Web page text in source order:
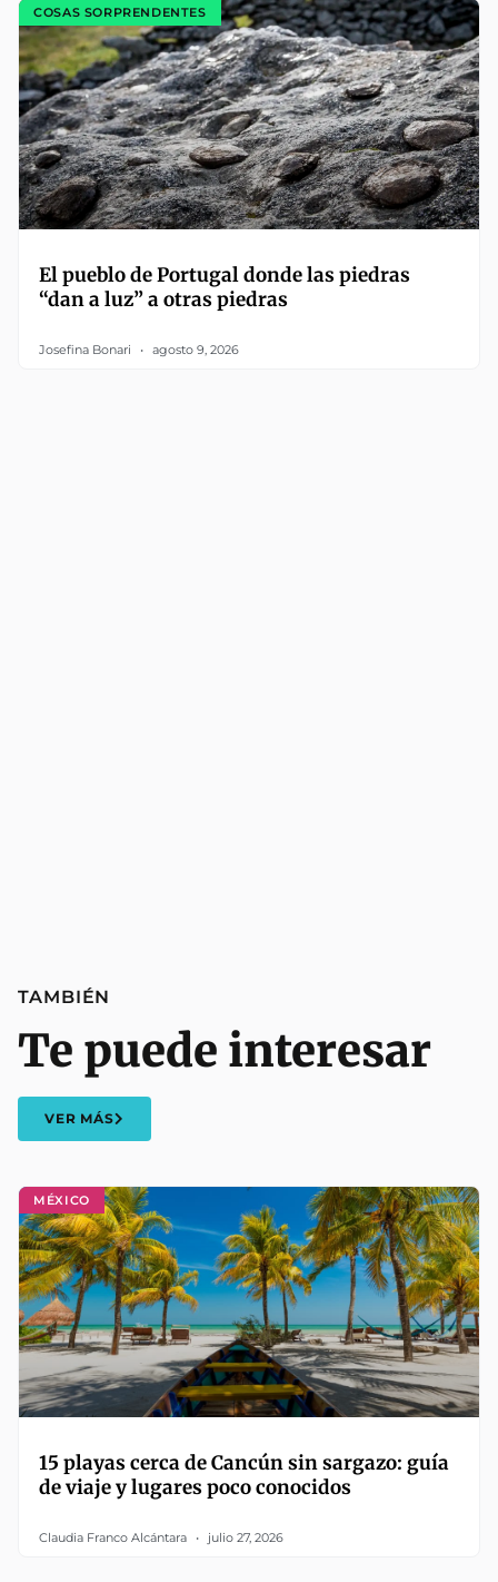
COSAS SORPRENDENTES
El pueblo de Portugal donde las piedras
“dan a luz” a otras piedras
Josefina Bonari agosto 9, 2026
MÉXICO
15 playas cerca de Cancún sin sargazo: guía
de viaje y lugares poco conocidos
Claudia Franco Alcántara julio 27, 2026
TAMBIÉN
Te puede interesar
VER MÁS